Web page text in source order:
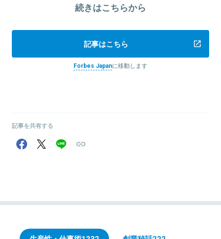
続きはこちらから
記事はこちら
Forbes Japanに移動します
記事を共有する